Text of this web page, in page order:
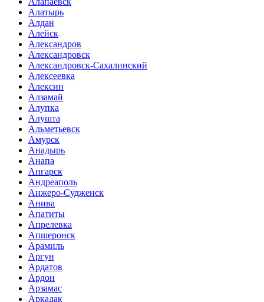
Алатырь
Алдан
Алейск
Александров
Александровск
Александровск-Сахалинский
Алексеевка
Алексин
Алзамай
Алупка
Алушта
Альметьевск
Амурск
Анадырь
Анапа
Ангарск
Андреаполь
Анжеро-Судженск
Анива
Апатиты
Апрелевка
Апшеронск
Арамиль
Аргун
Ардатов
Ардон
Арзамас
Аркадак